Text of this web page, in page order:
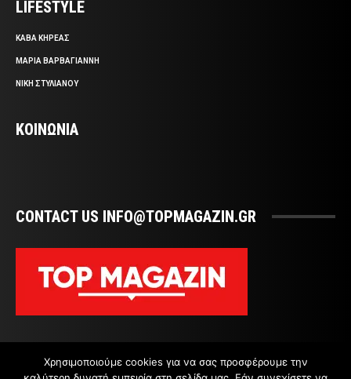
LIFESTYLE
ΚΑΒΑ ΚΗΡΕΑΣ
ΜΑΡΙΑ ΒΑΡΒΑΓΙΑΝΝΗ
ΝΙΚΗ ΣΤΥΛΙΑΝΟΥ
ΚΟΙΝΩΝΙΑ
CONTACT US INFO@TOPMAGAZIN.GR
Χρησιμοποιούμε cookies για να σας προσφέρουμε την